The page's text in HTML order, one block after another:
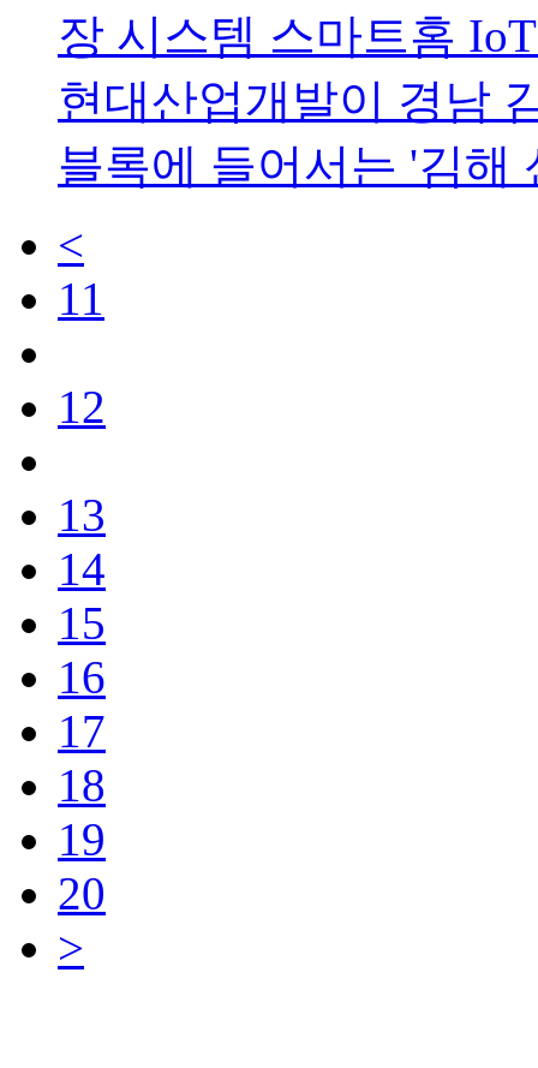
장 시스템 스마트홈
현대산업개발이 경남
블록에 들어서는 '김해
<
11
12
13
14
15
16
17
18
19
20
>